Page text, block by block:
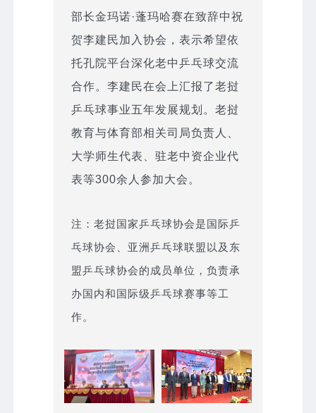
部长金玛诺·蓬玛哈赛在致辞中祝
贺李建民加入协会，表示希望依
托孔院平台深化老中乒乓球交流
合作。李建民在会上汇报了老挝
乒乓球事业五年发展规划。老挝
教育与体育部相关司局负责人、
大学师生代表、驻老中资企业代
表等300余人参加大会。
注：老挝国家乒乓球协会是国际乒
乓球协会、亚洲乒乓球联盟以及东
盟乒乓球协会的成员单位，负责承
办国内和国际级乒乓球赛事等工
作。